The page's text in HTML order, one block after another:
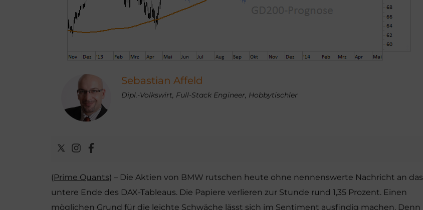
Sebastian Affeld
Dipl.-Volkswirt, Full-Stack Engineer, Hobbytischler
(Prime Quants) – Die Aktien von BMW rutschen heute ohne nennenswerte Nachricht an das
untere Ende des DAX-Tableaus. Die Papiere verlieren zur Stunde rund 1,35 Prozent. Einen
möglichen Grund für die leichte Schwäche lässt sich im Sentiment ausfindig machen. Denn